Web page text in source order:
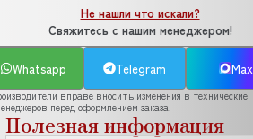
Не нашли что искали?
Свяжитесь с нашим менеджером!
Whatsapp Telegram Max
вправе вносить изменения в технические
перед оформлением заказа.
Полезная информация